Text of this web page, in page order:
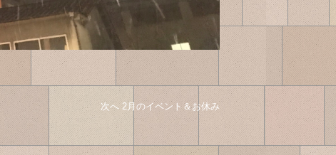
次へ 次
の
投
稿
2月のイベント＆お休み